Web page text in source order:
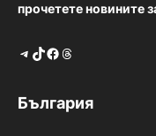
прочетете новините
Telegram TikTok Facebook Threads
България